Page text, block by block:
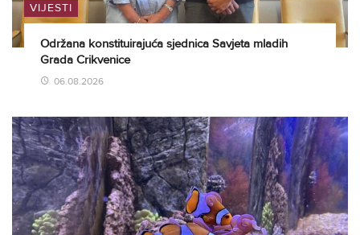
VIJESTI
Održana konstituirajuća sjednica Savjeta mladih
Grada Crikvenice
06.08.2026